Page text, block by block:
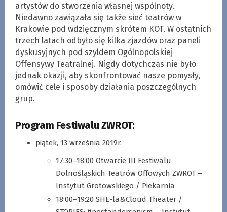
artystów do stworzenia własnej wspólnoty.
Niedawno zawiązała się także sieć teatrów w
Krakowie pod wdzięcznym skrótem KOT. W ostatnich
trzech latach odbyło się kilka zjazdów oraz paneli
dyskusyjnych pod szyldem Ogólnopolskiej
Offensywy Teatralnej. Nigdy dotychczas nie było
jednak okazji, aby skonfrontować nasze pomysły,
omówić cele i sposoby działania poszczególnych
grup.
Program Festiwalu ZWROT:
piątek, 13 września 2019r.
17:30–18:00 Otwarcie III Festiwalu
Dolnośląskich Teatrów Offowych ZWROT –
Instytut Grotowskiego / Piekarnia
18:00–19:20 SHE-la&Cloud Theater /